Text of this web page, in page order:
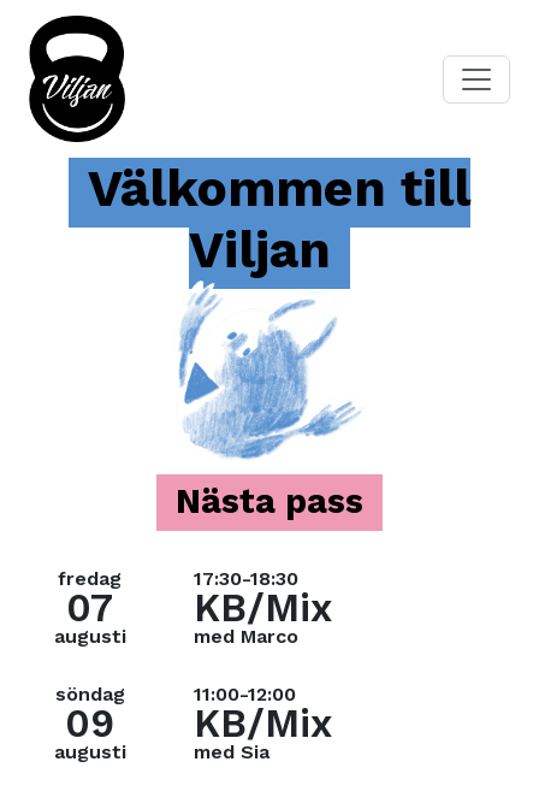
Välkommen till
Viljan
Nästa pass
fredag
07
augusti
17:30-18:30
KB/Mix
med Marco
söndag
09
augusti
11:00-12:00
KB/Mix
med Sia